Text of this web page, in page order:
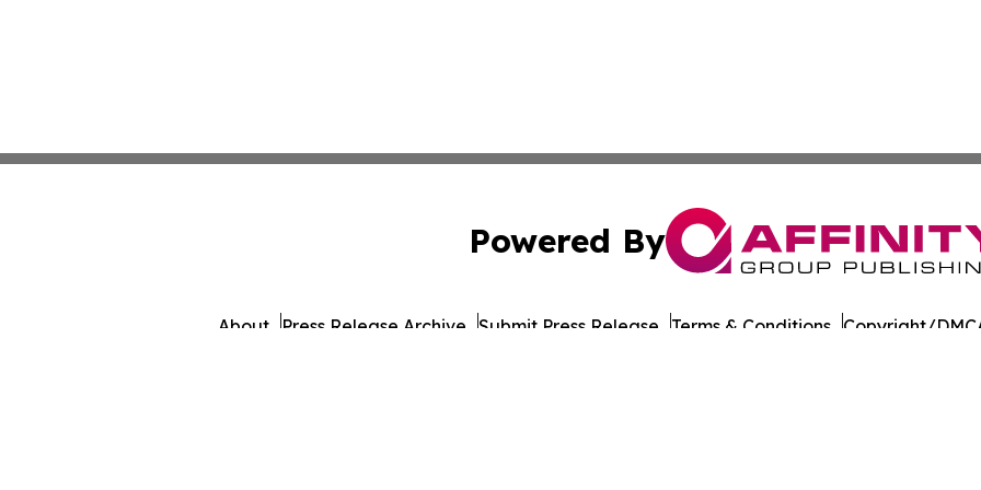
Powered By
About Press Release Archive Submit Press Release Terms & Conditions Copyright/